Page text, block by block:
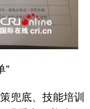
”
兜底、技能培训